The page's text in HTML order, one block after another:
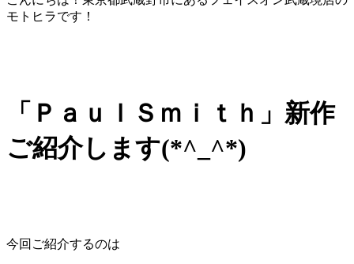
モトヒラです！
「ＰａｕｌＳｍｉｔｈ」新作
ご紹介します(*^_^*)
今回ご紹介するのは